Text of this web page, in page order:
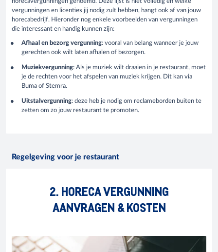
horecavergunningen genoemd. Deze lijst is niet volledig en welke
vergunningen en licenties jij nodig zult hebben, hangt ook af van jouw
horecabedrijf. Hieronder nog enkele voorbeelden van vergunningen
die interessant en handig kunnen zijn:
Afhaal en bezorg vergunning: vooral van belang wanneer je jouw
gerechten ook wilt laten afhalen of bezorgen.
Muziekvergunning: Als je muziek wilt draaien in je restaurant, moet
je de rechten voor het afspelen van muziek krijgen. Dit kan via
Buma of Stemra.
Uitstalvergunning: deze heb je nodig om reclameborden buiten te
zetten om zo jouw restaurant te promoten.
Regelgeving voor je restaurant
2. HORECA VERGUNNING
AANVRAGEN & KOSTEN